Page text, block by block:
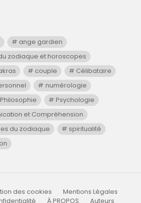
ange gardien
zodiaque et horoscopes
couple
Célibataire
numérologie
Philosophie
Psychologie
et Compréhension
du zodiaque
spiritualité
des cookies
Mentions Légales
À PROPOS Auteurs